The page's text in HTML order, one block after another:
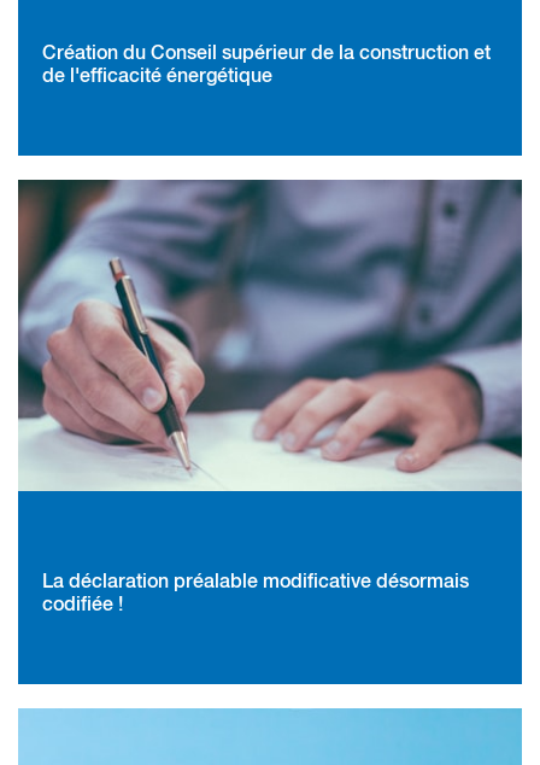
Création du Conseil supérieur de la construction et
de l'efficacité énergétique
La déclaration préalable modificative désormais
codifiée !